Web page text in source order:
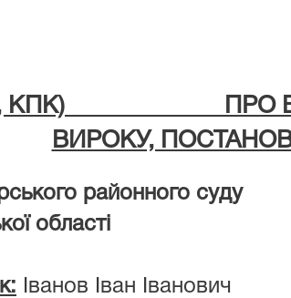
КПК) ПРО
ВИРОКУ,
районного суду
Іванов Іван Іванович